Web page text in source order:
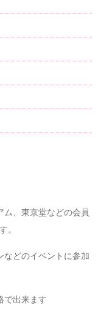
、東京堂などの会員
。
などのイベントに参加
で出来ます